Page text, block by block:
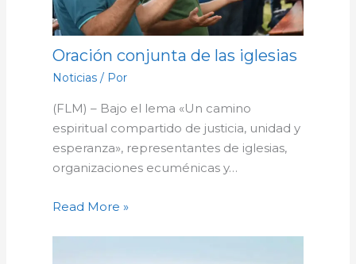
Oración conjunta de las iglesias
Noticias/ Por
(FLM) – Bajo el lema «Un camino
espiritual compartido de justicia, unidad y
esperanza», representantes de iglesias,
organizaciones ecuménicas y…
Read More »